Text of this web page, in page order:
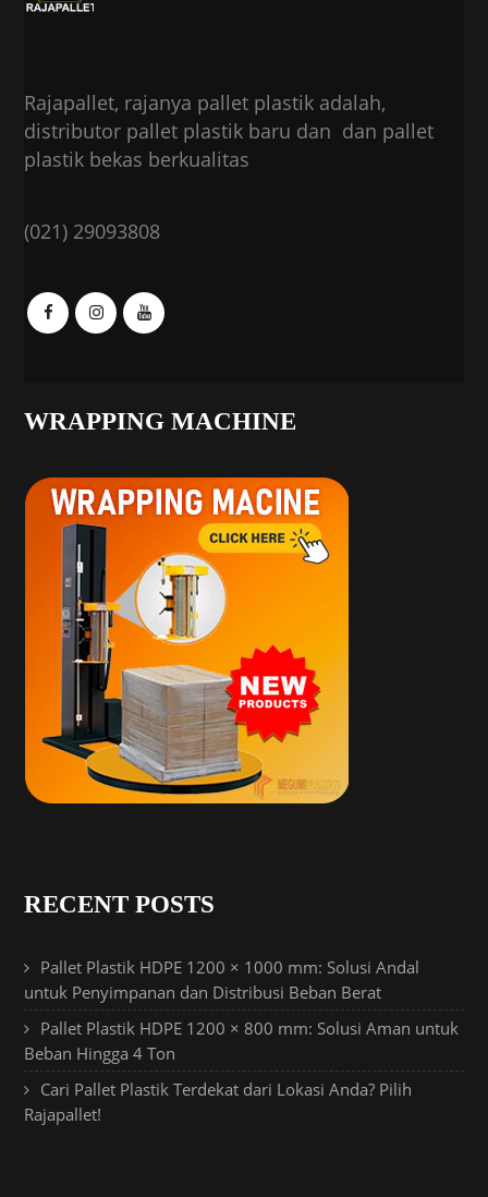
Rajapallet, rajanya pallet plastik adalah,
distributor pallet plastik baru dan dan pallet
plastik bekas berkualitas
(021) 29093808
WRAPPING MACHINE
RECENT POSTS
Pallet Plastik HDPE 1200 × 1000 mm: Solusi Andal
untuk Penyimpanan dan Distribusi Beban Berat
Pallet Plastik HDPE 1200 × 800 mm: Solusi Aman untuk
Beban Hingga 4 Ton
Cari Pallet Plastik Terdekat dari Lokasi Anda? Pilih
Rajapallet!